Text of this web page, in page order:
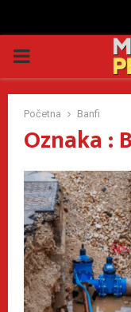
PRIMARY
MENU
Početna Banfi
Oznaka :